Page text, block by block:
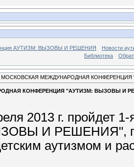
АУТИЗМ: ВЫЗОВЫ И РЕШЕНИЯ
Новости
Библиотека
МОСКОВСКАЯ МЕЖДУНАРОДНАЯ КОНФЕРЕНЦИЯ
КОНФЕРЕНЦИЯ "АУТИЗМ: ВЫЗОВЫ И
2013 г. пройдет
И РЕШЕНИЯ",
аутизмом и